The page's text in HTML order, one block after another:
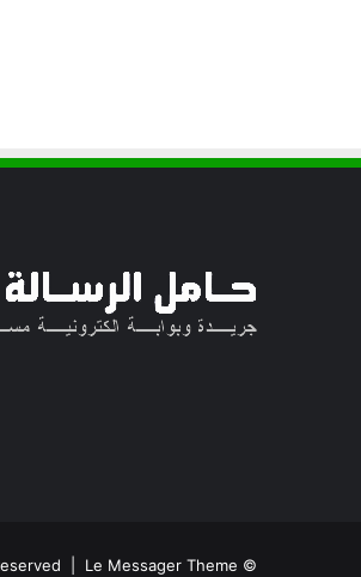
© Copyright 2026, All Rights Reserved | Le Messager Theme